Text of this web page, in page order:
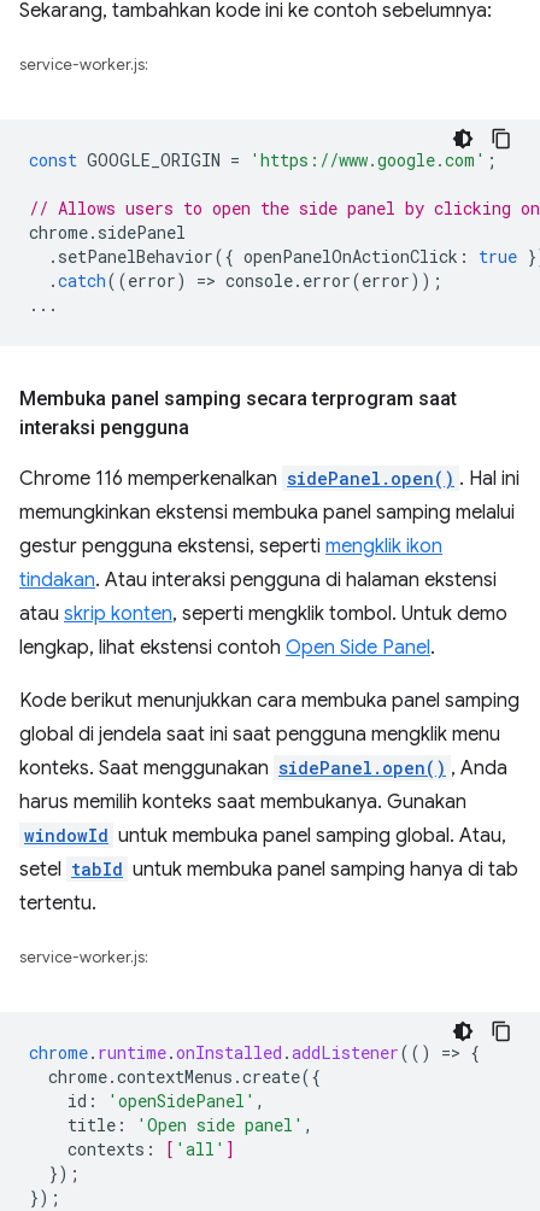
Sekarang, tambahkan kode ini ke contoh sebelumnya:
service-worker.js:
const GOOGLE_ORIGIN = 'https://www.google.com' ;
// Allows users to open the side panel by clicking
chrome. sidePanel
. setPanelBehavior({ openPanelOnActionClick : true
.catch((error) => console. error(error));
...
Membuka panel samping secara terprogram saat
interaksi pengguna
Chrome 116 memperkenalkan sidePanel.open() . Hal ini
memungkinkan ekstensi membuka panel samping melalui
gestur pengguna ekstensi, seperti mengklik ikon
tindakan. Atau interaksi pengguna di halaman ekstensi
atau skrip konten, seperti mengklik tombol. Untuk demo
lengkap, lihat ekstensi contoh Open Side Panel.
Kode berikut menunjukkan cara membuka panel samping
global di jendela saat ini saat pengguna mengklik menu
konteks. Saat menggunakan sidePanel.open() , Anda
harus memilih konteks saat membukanya. Gunakan
windowId untuk membuka panel samping global. Atau,
setel tabId untuk membuka panel samping hanya di tab
tertentu.
service-worker.js:
chrome. runtime.onInstalled .addListener(() => {
chrome.contextMenus.create({
id : 'openSidePanel' ,
title : 'Open side panel' ,
contexts : [ 'all' ]
});
});